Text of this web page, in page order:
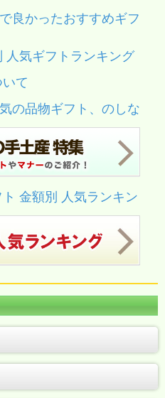
良かったおすすめギフ
人気ギフトランキング
て
の品物ギフト、のしな
金額別 人気ランキン